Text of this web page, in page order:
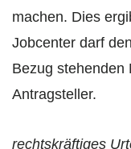
machen. Dies
Jobcenter darf
Bezug stehenden
Antragsteller.
rechtskräftiges